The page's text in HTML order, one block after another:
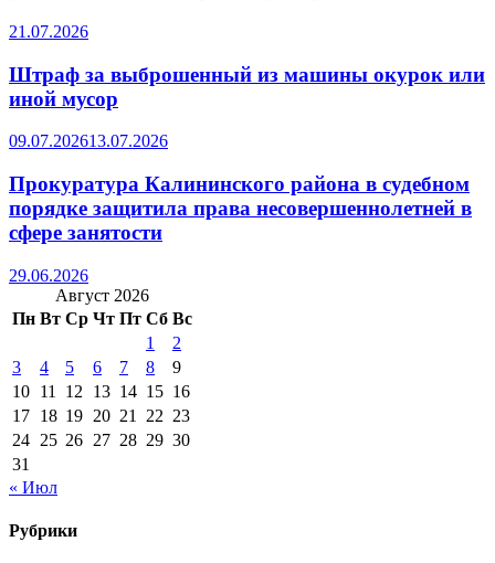
21.07.2026
Штраф за выброшенный из машины окурок или
иной мусор
09.07.202613.07.2026
Прокуратура Калининского района в судебном
порядке защитила права несовершеннолетней в
сфере занятости
29.06.2026
Август 2026
Пн Вт Ср Чт Пт Сб Вс
1
2
3
4 5 6 7 8
9
10 11 12 13 14 15 16
17 18 19 20 21 22 23
24 25 26 27 28 29 30
31
« Июл
Рубрики